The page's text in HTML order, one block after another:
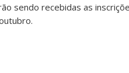
sendo recebidas as